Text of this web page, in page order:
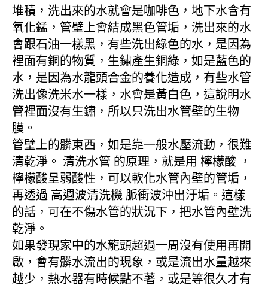
堆積，洗出來的水就會是咖啡色，地下水含有
氧化錳，管壁上會結成黑色管垢，洗出來的水
會跟石油一樣黑，有些洗出綠色的水，是因為
裡面有銅的物質，生鏽產生銅綠，如是藍色的
水，是因為水龍頭合金的養化造成，有些水管
洗出像洗米水一樣，水會是黃白色，這說明水
管裡面沒有生鏽，所以只洗出水管壁的生物
膜。
管壁上的髒東西，如是靠一般水壓流動，很難
清乾淨。 清洗水管 的原理，就是用 檸檬酸 ，
檸檬酸呈弱酸性，可以軟化水管內壁的管垢，
再透過 高週波清洗機 脈衝波沖出汙垢。這樣
的話，可在不傷水管的狀況下，把水管內壁洗
乾淨。
如果發現家中的水龍頭超過一周沒有使用再開
啟，會有髒水流出的現象，或是流出水量越來
越少，熱水器有時候點不著，或是等很久才有